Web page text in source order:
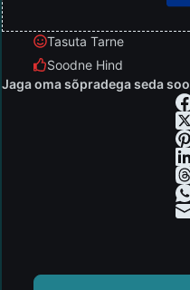
Tasuta Tarne
Soodne Hind
Jaga oma sõpradega seda